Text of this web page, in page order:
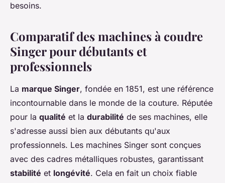
besoins.
Comparatif des machines à coudre
Singer pour débutants et
professionnels
La marque Singer, fondée en 1851, est une référence
incontournable dans le monde de la couture. Réputée
pour la qualité et la durabilité de ses machines, elle
s'adresse aussi bien aux débutants qu'aux
professionnels. Les machines Singer sont conçues
avec des cadres métalliques robustes, garantissant
stabilité et longévité. Cela en fait un choix fiable